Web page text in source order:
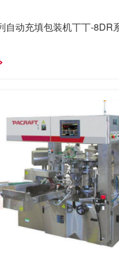
自动充填包装机丅丅-8DR